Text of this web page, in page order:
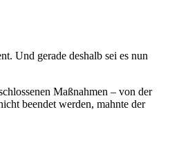
Und gerade deshalb sei es nun
Maßnahmen – von der
beendet werden, mahnte der